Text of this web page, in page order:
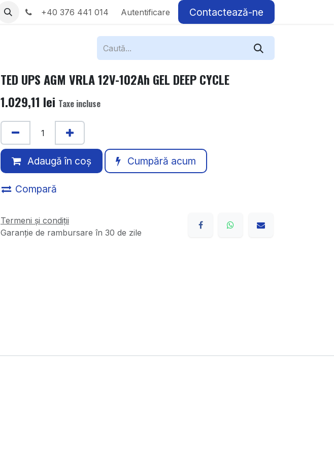
+40 376 441 014 Autentificare Contactează-ne
TED UPS AGM VRLA 12V-102Ah GEL DEEP CYCLE
1.029,11 lei Taxe incluse
Adaugă în coș Cumpără acum
Compară
Termeni și condiții
Garanție de rambursare în 30 de zile